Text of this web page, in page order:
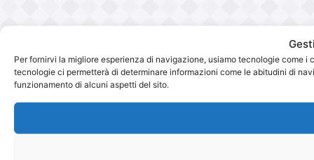
Per fornirvi la migliore esperienza di navigazione, usiamo tecnologie come
tecnologie ci permetterà di determinare informazioni come le abitudini di
funzionamento di alcuni aspetti del sito.